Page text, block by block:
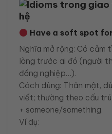
Have a soft spot
Nghĩa mở rộng: Có cảm
lòng trước ai đó (người
đồng nghiệp…).
Cách dùng: Thân mật,
viết; thường theo cấu
+ someone/something.
Ví dụ: